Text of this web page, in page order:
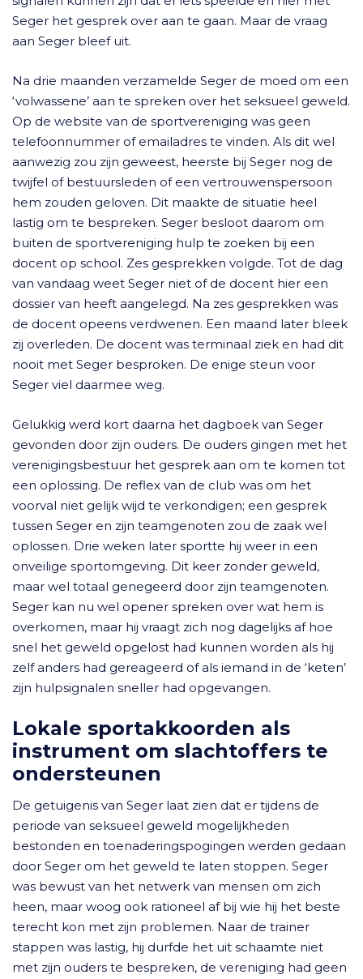
Seger het gesprek over aan te gaan. Maar de vraag
aan Seger bleef uit.
Na drie maanden verzamelde Seger de moed om een
‘volwassene’ aan te spreken over het seksueel geweld.
Op de website van de sportvereniging was geen
telefoonnummer of emailadres te vinden. Als dit wel
aanwezig zou zijn geweest, heerste bij Seger nog de
twijfel of bestuursleden of een vertrouwenspersoon
hem zouden geloven. Dit maakte de situatie heel
lastig om te bespreken. Seger besloot daarom om
buiten de sportvereniging hulp te zoeken bij een
docent op school. Zes gesprekken volgde. Tot de dag
van vandaag weet Seger niet of de docent hier een
dossier van heeft aangelegd. Na zes gesprekken was
de docent opeens verdwenen. Een maand later bleek
zij overleden. De docent was terminaal ziek en had dit
nooit met Seger besproken. De enige steun voor
Seger viel daarmee weg.
Gelukkig werd kort daarna het dagboek van Seger
gevonden door zijn ouders. De ouders gingen met het
verenigingsbestuur het gesprek aan om te komen tot
een oplossing. De reflex van de club was om het
voorval niet gelijk wijd te verkondigen; een gesprek
tussen Seger en zijn teamgenoten zou de zaak wel
oplossen. Drie weken later sportte hij weer in een
onveilige sportomgeving. Dit keer zonder geweld,
maar wel totaal genegeerd door zijn teamgenoten.
Seger kan nu wel opener spreken over wat hem is
overkomen, maar hij vraagt zich nog dagelijks af hoe
snel het geweld opgelost had kunnen worden als hij
zelf anders had gereageerd of als iemand in de ‘keten’
zijn hulpsignalen sneller had opgevangen.
Lokale sportakkoorden als
instrument om slachtoffers te
ondersteunen
De getuigenis van Seger laat zien dat er tijdens de
periode van seksueel geweld mogelijkheden
bestonden en toenaderingspogingen werden gedaan
door Seger om het geweld te laten stoppen. Seger
was bewust van het netwerk van mensen om zich
heen, maar woog ook rationeel af bij wie hij het beste
terecht kon met zijn problemen. Naar de trainer
stappen was lastig, hij durfde het uit schaamte niet
met zijn ouders te bespreken, de vereniging had geen